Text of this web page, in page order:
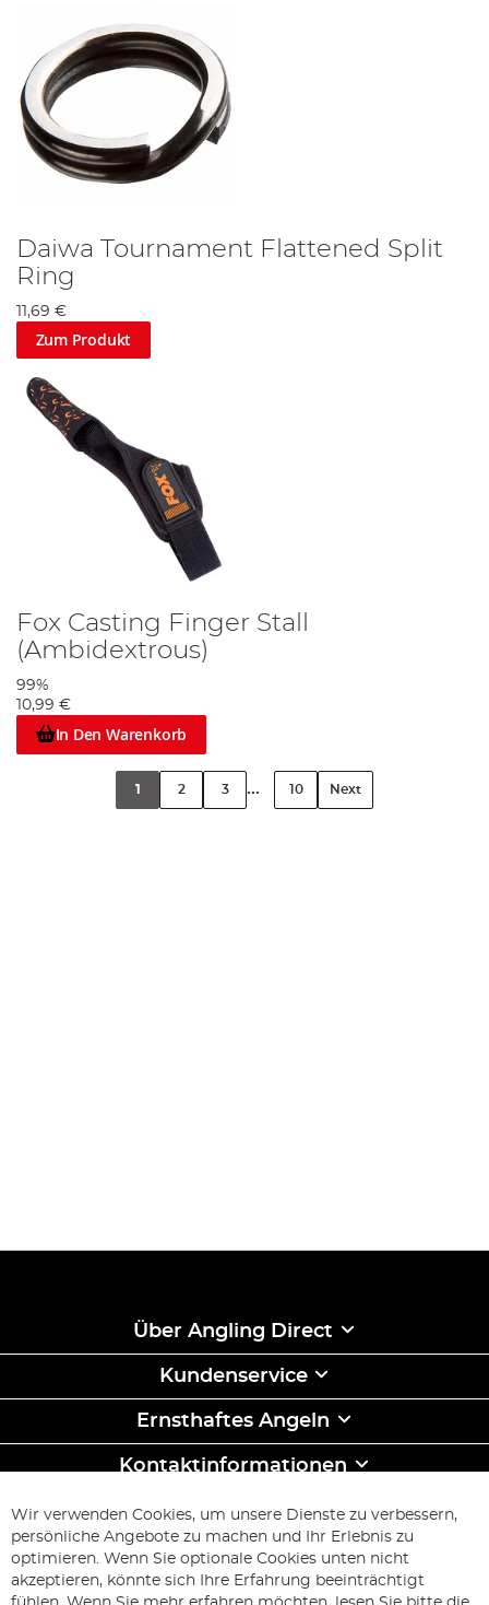
Daiwa Tournament Flattened Split
Ring
11,69 €
Zum Produkt
Fox Casting Finger Stall
(Ambidextrous)
99%
10,99 €
In Den Warenkorb
1 2 3 ... 10 Next
Über Angling Direct
Kundenservice
Ernsthaftes Angeln
Kontaktinformationen
ABONNIEREN & SPAREN
Melden
Sie
Abonnieren
Wir verwenden Cookies, um unsere Dienste zu verbessern,
persönliche Angebote zu machen und Ihr Erlebnis zu
optimieren. Wenn Sie optionale Cookies unten nicht
akzeptieren, könnte sich Ihre Erfahrung beeinträchtigt